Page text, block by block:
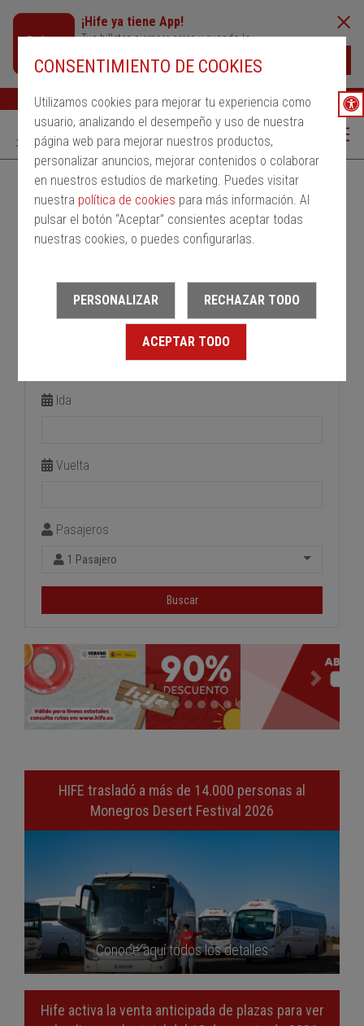
CONSENTIMIENTO DE COOKIES
Utilizamos cookies para mejorar tu experiencia como
usuario, analizando el desempeño y uso de nuestra
página web para mejorar nuestros productos,
personalizar anuncios, mejorar contenidos o colaborar
en nuestros estudios de marketing. Puedes visitar
nuestra política de cookies para más información. Al
pulsar el botón “Aceptar” consientes aceptar todas
nuestras cookies, o puedes configurarlas.
PERSONALIZAR RECHAZAR TODO
ACEPTAR TODO
¡Hife ya tiene App!
Tus billetes siempre cerca y cuando lo
Buscar Ayuda ESP
Desde
Estación de llegada
Ida
Vuelta
Pasajeros
1 Pasajero
Buscar
HIFE trasladó a más de 14.000 personas al
Monegros Desert Festival 2026
Conoce aquí todos los detalles
Hife activa la venta anticipada de plazas para ver